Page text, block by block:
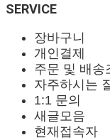
SERVICE
장바구니
개인결제
주문 및 배송
자주하시는
1:1 문의
새글모음
현재접속자